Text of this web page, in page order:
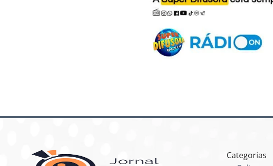
Categorias